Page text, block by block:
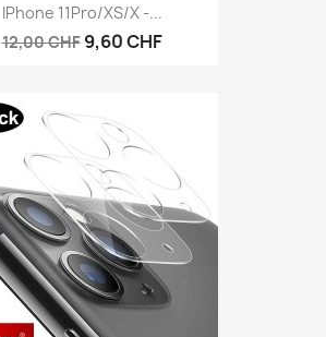
IPhone 11Pro/XS/X -...
12,00 CHF 9,60 CHF